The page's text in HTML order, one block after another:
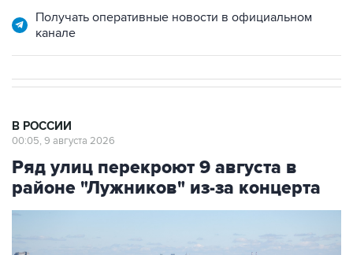
Ряд улиц перекроют 9 августа в
районе "Лужников" из-за концерта